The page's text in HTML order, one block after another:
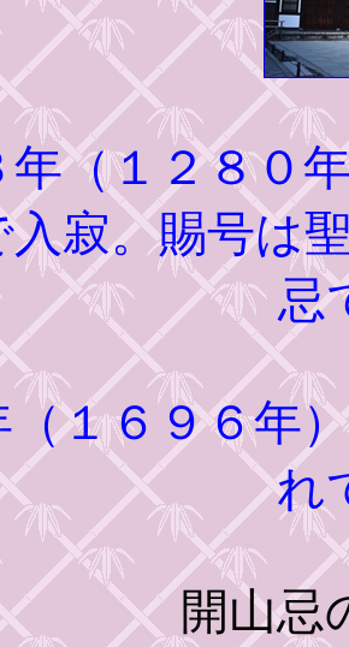
（１２８０年
入寂。賜号は
忌
１６９６年
れ
開山忌の